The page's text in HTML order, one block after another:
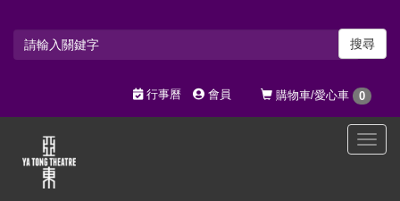
搜尋
購物車/愛心車 0
行事曆 會員
選